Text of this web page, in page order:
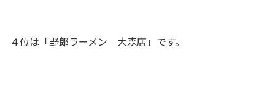
４位は「野郎ラーメン 大森店」です。